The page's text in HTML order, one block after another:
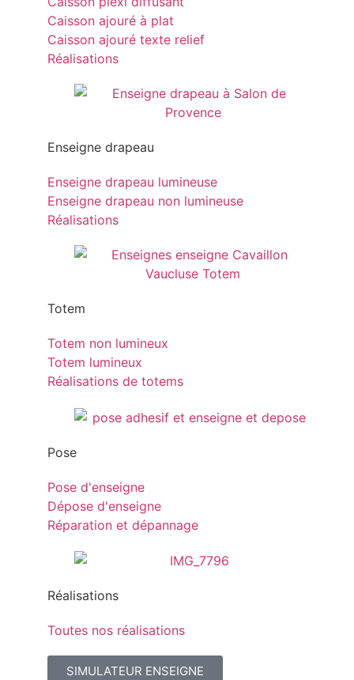
Caisson ajouré à plat
Caisson ajouré texte relief
Réalisations
Enseigne drapeau
Enseigne drapeau lumineuse
Enseigne drapeau non lumineuse
Réalisations
Totem
Totem non lumineux
Totem lumineux
Réalisations de totems
Pose
Pose d'enseigne
Dépose d'enseigne
Réparation et dépannage
Réalisations
Toutes nos réalisations
SIMULATEUR ENSEIGNE